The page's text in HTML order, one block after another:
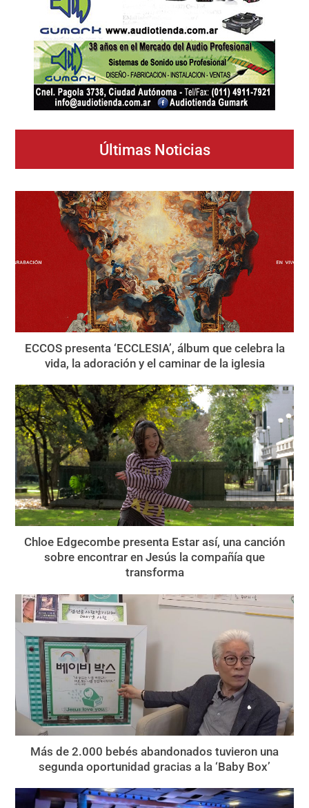
Últimas Noticias
ECCOS presenta ‘ECCLESIA’, álbum que celebra la
vida, la adoración y el caminar de la iglesia
Chloe Edgecombe presenta Estar así, una canción
sobre encontrar en Jesús la compañía que
transforma
Más de 2.000 bebés abandonados tuvieron una
segunda oportunidad gracias a la ‘Baby Box’